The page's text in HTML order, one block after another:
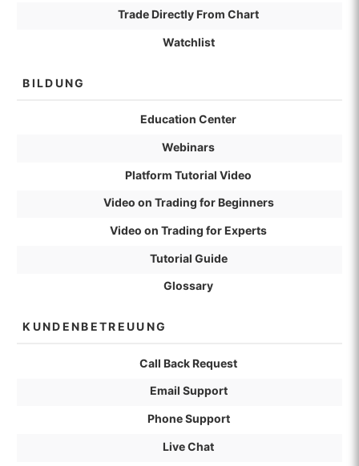
Trade Directly From Chart
Watchlist
BILDUNG
Education Center
Webinars
Platform Tutorial Video
Video on Trading for Beginners
Video on Trading for Experts
Tutorial Guide
Glossary
KUNDENBETREUUNG
Call Back Request
Email Support
Phone Support
Live Chat